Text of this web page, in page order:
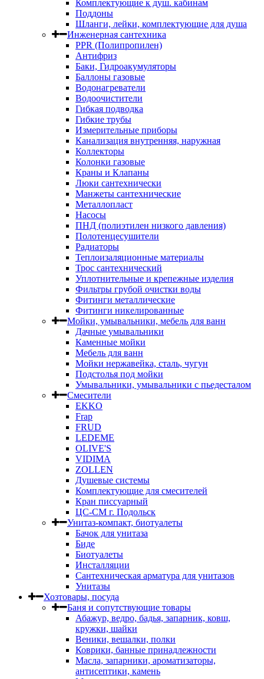
Комплектующие к душ. кабинам
Поддоны
Шланги, лейки, комплектующие для душа
Инженерная сантехника
PPR (Полипропилен)
Антифриз
Баки, Гидроакумуляторы
Баллоны газовые
Водонагреватели
Водоочистители
Гибкая подводка
Гибкие трубы
Измерительные приборы
Канализация внутренняя, наружная
Коллекторы
Колонки газовые
Краны и Клапаны
Люки сантехнически
Манжеты сантехнические
Металлопласт
Насосы
ПНД (полиэтилен низкого давления)
Полотенцесушители
Радиаторы
Теплоизаляционные материалы
Трос сантехнический
Уплотнительные и крепежные изделия
Фильтры грубой очистки воды
Фитинги металлические
Фитинги никелированные
Мойки, умывальники, мебель для ванн
Дачные умывальники
Каменные мойки
Мебель для ванн
Мойки нержавейка, сталь, чугун
Подстолья под мойки
Умывальники, умывальники с пьедесталом
Смесители
EKKO
Frap
FRUD
LEDEME
OLIVE'S
VIDIMA
ZOLLEN
Душевые системы
Комплектующие для смесителей
Кран писсуарный
ЦС-СМ г. Подольск
Унитаз-компакт, биотуалеты
Бачок для унитаза
Биде
Биотуалеты
Инсталляции
Сантехническая арматура для унитазов
Унитазы
Хозтовары, посуда
Баня и сопутствующие товары
Абажур, ведро, бадья, запарник, ковш,
кружки, шайки
Веники, вешалки, полки
Коврики, банные принадлежности
Масла, запарники, ароматизаторы,
антисептики, камень